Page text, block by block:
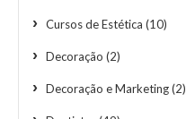
Cursos de Estética (10)
Decoração (2)
Decoração e Marketing(2)